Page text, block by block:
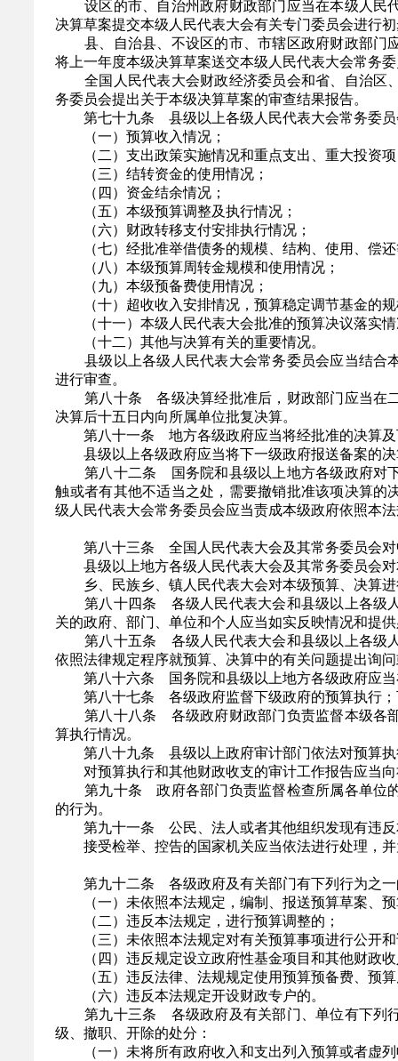
设区的市、自治州政府财政部门应当在本级人民
决算草案提交本级人民代表大会有关专门委员会进行
县、自治县、不设区的市、市辖区政府财政部门
将上一年度本级决算草案送交本级人民代表大会常务
全国人民代表大会财政经济委员会和省、自治区
务委员会提出关于本级决算草案的审查结果报告。
第七十九条 县级以上各级人民代表大会常务委员
（一）预算收入情况；
（二）支出政策实施情况和重点支出、重大投资项
（三）结转资金的使用情况；
（四）资金结余情况；
（五）本级预算调整及执行情况；
（六）财政转移支付安排执行情况；
（七）经批准举借债务的规模、结构、使用、偿还
（八）本级预算周转金规模和使用情况；
（九）本级预备费使用情况；
（十）超收收入安排情况，预算稳定调节基金的规
（十一）本级人民代表大会批准的预算决议落实情
（十二）其他与决算有关的重要情况。
县级以上各级人民代表大会常务委员会应当结合
进行审查。
第八十条 各级决算经批准后，财政部门应当在二
决算后十五日内向所属单位批复决算。
第八十一条 地方各级政府应当将经批准的决算及
县级以上各级政府应当将下一级政府报送备案的决
第八十二条 国务院和县级以上地方各级政府对下
触或者有其他不适当之处，需要撤销批准该项决算的
级人民代表大会常务委员会应当责成本级政府依照本
第八十三条 全国人民代表大会及其常务委员会对
县级以上地方各级人民代表大会及其常务委员会对
乡、民族乡、镇人民代表大会对本级预算、决算进
第八十四条 各级人民代表大会和县级以上各级人
关的政府、部门、单位和个人应当如实反映情况和提
第八十五条 各级人民代表大会和县级以上各级人
依照法律规定程序就预算、决算中的有关问题提出询
第八十六条 国务院和县级以上地方各级政府应当
第八十七条 各级政府监督下级政府的预算执行；
第八十八条 各级政府财政部门负责监督本级各部
算执行情况。
第八十九条 县级以上政府审计部门依法对预算执
对预算执行和其他财政收支的审计工作报告应当向
第九十条 政府各部门负责监督检查所属各单位的
的行为。
第九十一条 公民、法人或者其他组织发现有违反
接受检举、控告的国家机关应当依法进行处理，并
第九十二条 各级政府及有关部门有下列行为之一
（一）未依照本法规定，编制、报送预算草案、预
（二）违反本法规定，进行预算调整的；
（三）未依照本法规定对有关预算事项进行公开和
（四）违反规定设立政府性基金项目和其他财政收
（五）违反法律、法规规定使用预算预备费、预算
（六）违反本法规定开设财政专户的。
第九十三条 各级政府及有关部门、单位有下列行
级、撤职、开除的处分：
（一）未将所有政府收入和支出列入预算或者虚列